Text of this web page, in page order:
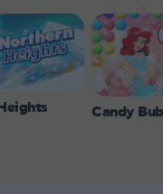
Candy